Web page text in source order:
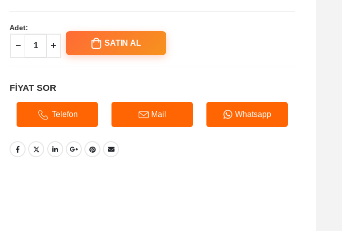
Adet:
SATIN AL
FİYAT SOR
Telefon Mail Whatsapp